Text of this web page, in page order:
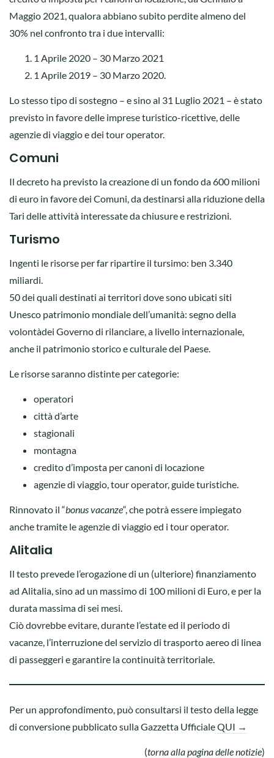
Maggio 2021, qualora abbiano subito perdite almeno del
30% nel confronto tra i due intervalli:
1 Aprile 2020 – 30 Marzo 2021
1 Aprile 2019 – 30 Marzo 2020.
Lo stesso tipo di sostegno – e sino al 31 Luglio 2021 – è stato
previsto in favore delle imprese turistico-ricettive, delle
agenzie di viaggio e dei tour operator.
Comuni
Il decreto ha previsto la creazione di un fondo da 600 milioni
di euro in favore dei Comuni, da destinarsi alla riduzione della
Tari delle attività interessate da chiusure e restrizioni.
Turismo
Ingenti le risorse per far ripartire il tursimo: ben 3.340
miliardi.
50 dei quali destinati ai territori dove sono ubicati siti
Unesco patrimonio mondiale dell’umanità: segno della
volontàdei Governo di rilanciare, a livello internazionale,
anche il patrimonio storico e culturale del Paese.
Le risorse saranno distinte per categorie:
operatori
città d’arte
stagionali
montagna
credito d’imposta per canoni di locazione
agenzie di viaggio, tour operator, guide turistiche.
Rinnovato il “bonus vacanze“, che potrà essere impiegato
anche tramite le agenzie di viaggio ed i tour operator.
Alitalia
Il testo prevede l’erogazione di un (ulteriore) finanziamento
ad Alitalia, sino ad un massimo di 100 milioni di Euro, e per la
durata massima di sei mesi.
Ciò dovrebbe evitare, durante l’estate ed il periodo di
vacanze, l’interruzione del servizio di trasporto aereo di linea
di passeggeri e garantire la continuità territoriale.
Per un approfondimento, può consultarsi il testo della legge
di conversione pubblicato sulla Gazzetta UfficialeQUI →
(torna alla pagina delle notizie)